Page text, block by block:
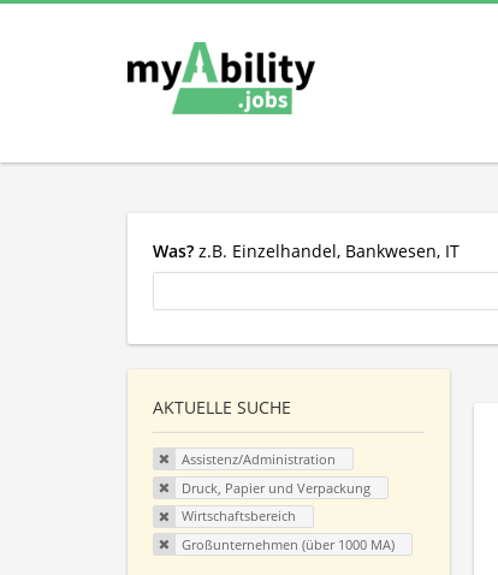
Was? z.B. Einzelhandel, Bankwesen, IT
AKTUELLE SUCHE
Assistenz/Administration
Druck, Papier und Verpackung
Wirtschaftsbereich
Großunternehmen (über 1000 MA)